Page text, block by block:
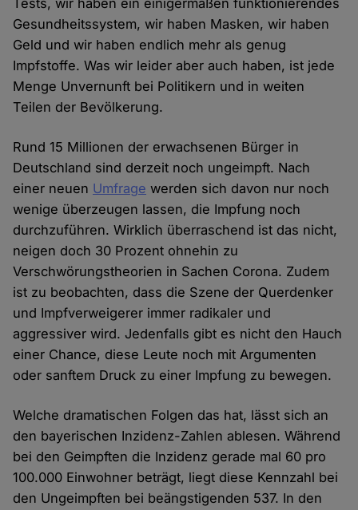
Tests, wir haben ein einigermaßen funktionierendes
Gesundheitssystem, wir haben Masken, wir haben
Geld und wir haben endlich mehr als genug
Impfstoffe. Was wir leider aber auch haben, ist jede
Menge Unvernunft bei Politikern und in weiten
Teilen der Bevölkerung.
Rund 15 Millionen der erwachsenen Bürger in
Deutschland sind derzeit noch ungeimpft. Nach
einer neuen Umfrage werden sich davon nur noch
wenige überzeugen lassen, die Impfung noch
durchzuführen. Wirklich überraschend ist das nicht,
neigen doch 30 Prozent ohnehin zu
Verschwörungstheorien in Sachen Corona. Zudem
ist zu beobachten, dass die Szene der Querdenker
und Impfverweigerer immer radikaler und
aggressiver wird. Jedenfalls gibt es nicht den Hauch
einer Chance, diese Leute noch mit Argumenten
oder sanftem Druck zu einer Impfung zu bewegen.
Welche dramatischen Folgen das hat, lässt sich an
den bayerischen Inzidenz-Zahlen ablesen. Während
bei den Geimpften die Inzidenz gerade mal 60 pro
100.000 Einwohner beträgt, liegt diese Kennzahl bei
den Ungeimpften bei beängstigenden 537. In den